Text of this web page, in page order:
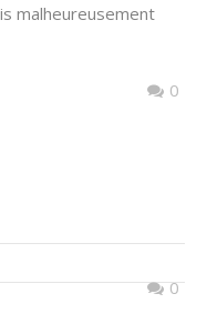
malheureusement
0
0